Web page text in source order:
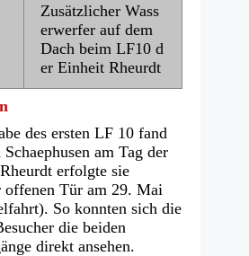
Zusätzlicher Wass
erwerfer auf dem
Dach beim LF10 d
er Einheit Rheurdt
des ersten LF 10 fand
am Tag der
erfolgte sie
offenen Tür am 29. Mai
So konnten sich die
die beiden
direkt ansehen.